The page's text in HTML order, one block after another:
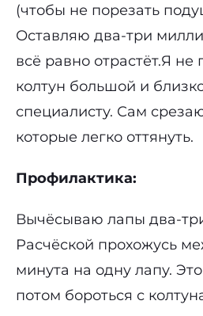
(чтобы не порезать
Оставляю два-три
всё равно отрастёт.Я не
колтун большой и
специалисту. Сам
которые легко оттянуть.
Профилактика:
Вычёсываю лапы два-
Расчёской прохожусь
минута на одну лапу.
потом бороться с